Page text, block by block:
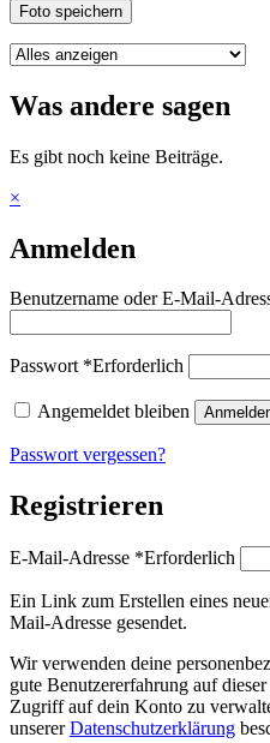
Foto speichern
Was andere sagen
Es gibt noch keine Beiträge.
×
Anmelden
Benutzername oder E-Mail-
Passwort *Erforderlich
Angemeldet bleiben
Passwort vergessen?
Registrieren
E-Mail-Adresse *Erforderlich
Ein Link zum Erstellen eines
Mail-Adresse gesendet.
Wir verwenden deine
gute Benutzererfahrung auf
Zugriff auf dein Konto zu
unsererDatenschutzerklärung